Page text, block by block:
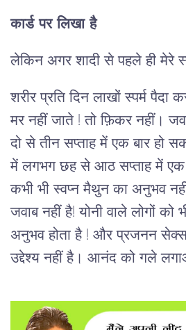
कार्ड पर लिखा है
लेकिन अगर शादी से पहले ही मेरे
शरीर प्रति दिन लाखों स्पर्म
मर नहीं जाते ! तो फ़िकर नहीं।
दो से तीन सप्ताह में एक बार हो
में लगभग छह से आठ सप्ताह में एक
कभी भी स्वप्न मैथुन का अनुभव
जवाब नहीं है! योनी वाले लोगों को
अनुभव होता है ! और प्रजनन
उद्देश्य नहीं है। आनंद को गले